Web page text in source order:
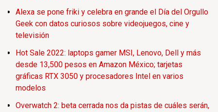
Alexa se pone friki y celebra en grande el Día del Orgullo
Geek con datos curiosos sobre videojuegos, cine y
televisión
Hot Sale 2022: laptops gamer MSI, Lenovo, Dell y más
desde 13,500 pesos en Amazon México; tarjetas
gráficas RTX 3050 y procesadores Intel en varios
modelos
Overwatch 2: beta cerrada nos da pistas de cuáles serán,